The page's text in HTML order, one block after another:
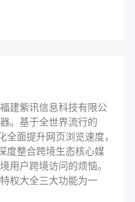
建紫讯信息科技有限公
。基于全世界流行的
面提升网页浏览速度，
度整合跨境生态核心媒
用户跨境访问的烦恼。
权大全三大功能为一